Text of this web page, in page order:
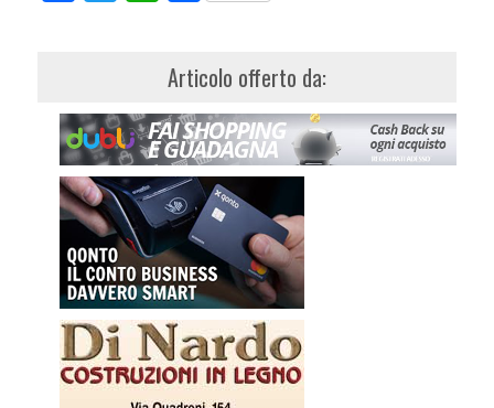
Articolo offerto da: